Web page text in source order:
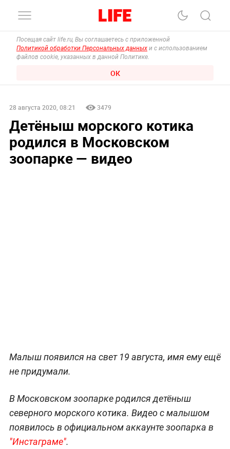
Посещая сайт life.ru, Вы соглашаетесь с приложенной
Политикой обработки Персональных данных и с использованием
файлов cookie, указанных в данной Политике.
ОК
28 августа 2020, 08:21 3479
Детёныш морского котика
родился в Московском
зоопарке — видео
Малыш появился на свет 19 августа, имя ему ещё
не придумали.
В Московском зоопарке родился детёныш
северного морского котика. Видео с малышом
появилось в официальном аккаунте зоопарка в
"Инстаграме".